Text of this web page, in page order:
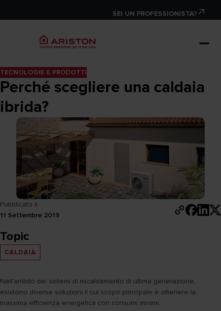
SEI UN PROFESSIONISTA?
TECNOLOGIE E PRODOTTI
Perché scegliere una caldaia
ibrida?
Pubblicato il
11 Settembre 2019
Topic
CALDAIA
Nell'ambito dei sistemi di riscaldamento di ultima generazione,
esistono diverse soluzioni il cui scopo principale è ottenere la
massima efficienza energetica con consumi minimi.